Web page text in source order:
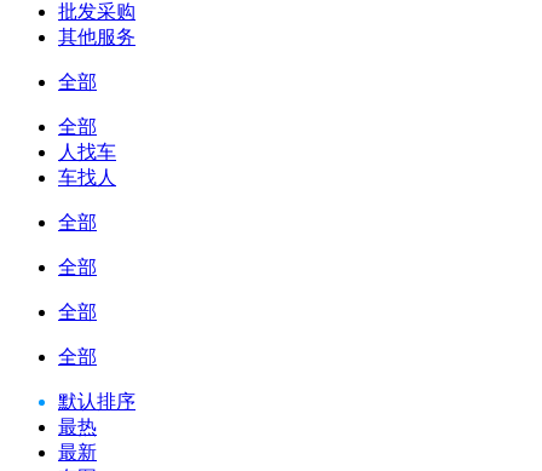
批发采购
其他服务
全部
全部
人找车
车找人
全部
全部
全部
全部
默认排序
最热
最新